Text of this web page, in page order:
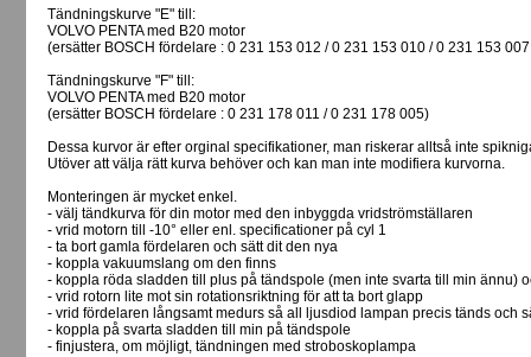
Tändningskurve "E" till:
VOLVO PENTA med B20 motor
(ersätter BOSCH fördelare : 0 231 153 012 / 0 231 153 010 / 0 231 153
Tändningskurve "F" till:
VOLVO PENTA med B20 motor
(ersätter BOSCH fördelare : 0 231 178 011 / 0 231 178 005)
Dessa kurvor är efter orginal specifikationer, man riskerar alltså inte
Utöver att välja rätt kurva behöver och kan man inte modifiera kurvorna.
Monteringen är mycket enkel.
- välj tändkurva för din motor med den inbyggda vridströmställaren
- vrid motorn till -10° eller enl. specificationer på cyl 1
- ta bort gamla fördelaren och sätt dit den nya
- koppla vakuumslang om den finns
- koppla röda sladden till plus på tändspole (men inte svarta till min ännu)
- vrid rotorn lite mot sin rotationsriktning för att ta bort glapp
- vrid fördelaren långsamt medurs så all ljusdiod lampan precis tänds och
- koppla på svarta sladden till min på tändspole
- finjustera, om möjligt, tändningen med stroboskoplampa